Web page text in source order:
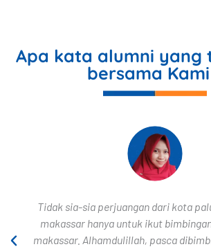
Apa kata alumni yang
bersama
Tidak sia-sia perjuangan dari kota
makassar hanya untuk ikut
makassar. Alhamdulillah, pasca